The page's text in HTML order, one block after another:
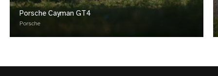
Porsche Cayman GT4
Porsche